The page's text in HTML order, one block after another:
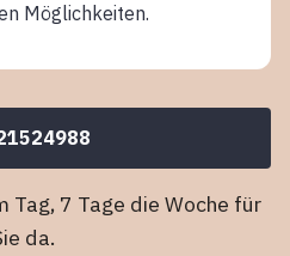
Möglichkeiten.
Tag, 7 Tage die Woche für
da.